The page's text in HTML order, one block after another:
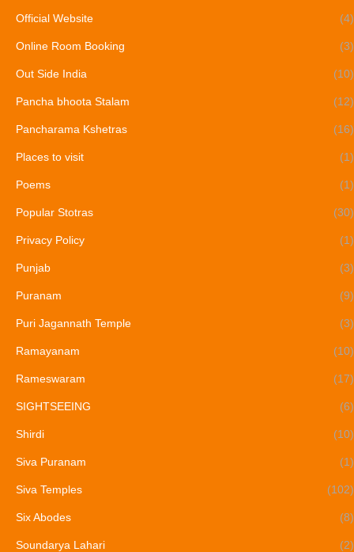
Official Website (4)
Online Room Booking (3)
Out Side India (10)
Pancha bhoota Stalam (12)
Pancharama Kshetras (16)
Places to visit (1)
Poems (1)
Popular Stotras (30)
Privacy Policy (1)
Punjab (3)
Puranam (9)
Puri Jagannath Temple (3)
Ramayanam (10)
Rameswaram (17)
SIGHTSEEING (6)
Shirdi (10)
Siva Puranam (1)
Siva Temples (102)
Six Abodes (8)
Soundarya Lahari (2)